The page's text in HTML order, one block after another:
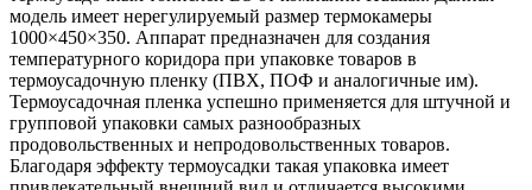
модель имеет нерегулируемый размер термокамеры
1000×450×350. Аппарат предназначен для создания
температурного коридора при упаковке товаров в
термоусадочную пленку (ПВХ, ПОФ и аналогичные им).
Термоусадочная пленка успешно применяется для штучной и
групповой упаковки самых разнообразных
продовольственных и непродовольственных товаров.
Благодаря эффекту термоусадки такая упаковка имеет